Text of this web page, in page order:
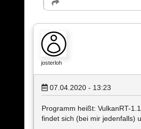
josterloh
07.04.2020 - 13:23
Programm heißt: VulkanRT-
findet sich (bei mir jedenfalls)